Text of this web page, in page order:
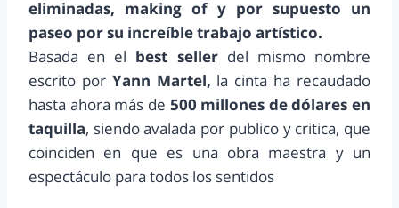
eliminadas, making of y por supuesto un
paseo por su increíble trabajo artístico.
Basada en el best sellerdel mismo nombre
escrito por Yann Martel, la cinta ha recaudado
hasta ahora más de 500 millones de dólares en
taquilla, siendo avalada por publico y critica, que
coinciden en que es una obra maestra y un
espectáculo para todos los sentidos